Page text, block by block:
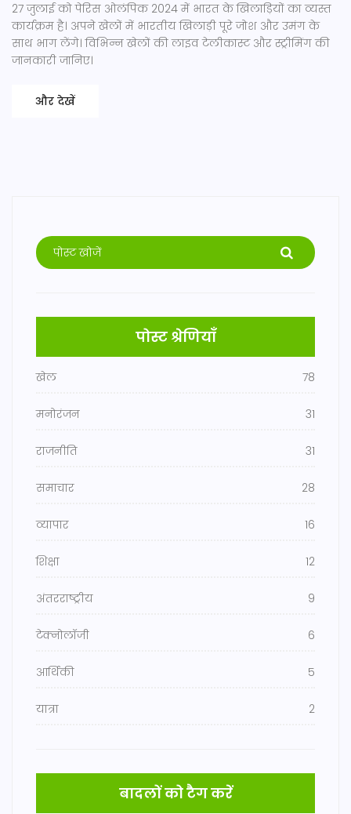
27 जुलाई को पेरिस ओलंपिक 2024 में भारत के खिलाड़ियों का व्यस्त
कार्यक्रम है। अपने खेलों में भारतीय खिलाड़ी पूरे जोश और उमंग के
साथ भाग लेंगे। विभिन्न खेलों की लाइव टेलीकास्ट और स्ट्रीमिंग की
जानकारी जानिए।
और देखें
पोस्ट श्रेणियाँ
खेल 78
मनोरंजन 31
राजनीति 31
समाचार 28
व्यापार 16
शिक्षा 12
अंतरराष्ट्रीय 9
टेक्नोलॉजी 6
आर्थिकी 5
यात्रा 2
बादलों को टैग करें